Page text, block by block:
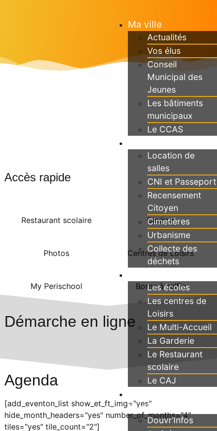
Ma ville
Actualités
Vos élus
Conseil
Municipal des
Jeunes
Les bâtiments
municipaux
Le CCAS
Location de
salles
CNI et Passeport
Recensement
Citoyen
Cimetières
Urbanisme
Collecte des
déchets
Les écoles
Les centres de
Loisirs
Le Multi-Accueil
La Garderie
Le Restaurant
scolaire
Le CAJ
Municipales
Douvr’Infos
Accès rapide
Restaurant scolaire Cinéma
Photos Centres de Loisirs
My Perischool Borne à selfie
Démarche en ligne
Agenda
[add_eventon_list show_et_ft_img="yes"
hide_month_headers="yes" number_of_months="4"
tiles="yes" tile_count="2"]